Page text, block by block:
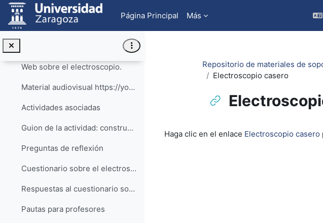
Salta al contenido principal
Página Principal
Más
Enlace a la web de recursos
Colapsar
Web sobre el electroscopio.
Material audiovisual https://youtu.be/W2YZeY1...
Actividades asociadas
Guion de la actividad: construye tu propio electroscopio
Preguntas de reflexión
Cuestionario sobre el electroscopio
Respuestas al cuestionario sobre el electroscopio
Pautas para profesores
Repositorio de materiales de
Electroscopio casero
Haga clic en el enlace Electroscopio casero